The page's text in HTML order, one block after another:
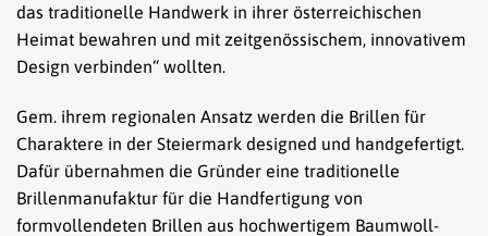
das traditionelle Handwerk in ihrer österreichischen
Heimat bewahren und mit zeitgenössischem, innovativem
Design verbinden“ wollten.
Gem. ihrem regionalen Ansatz werden die Brillen für
Charaktere in der Steiermark designed und handgefertigt.
Dafür übernahmen die Gründer eine traditionelle
Brillenmanufaktur für die Handfertigung von
formvollendeten Brillen aus hochwertigem Baumwoll-